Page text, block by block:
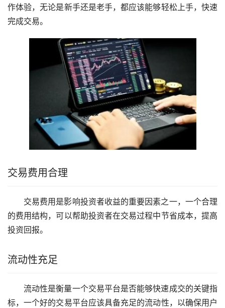
作体验，无论是新手还是老手，都应该能够轻松上手，快速
完成交易。
交易费用合理
交易费用是影响投资者收益的重要因素之一，一个合理
的费用结构，可以帮助投资者在交易过程中节省成本，提高
投资回报。
流动性充足
流动性是衡量一个交易平台是否能够快速成交的关键指
标，一个好的交易平台应该具备充足的流动性，以确保用户